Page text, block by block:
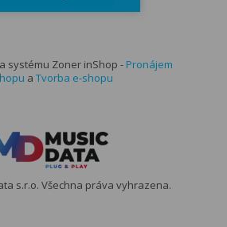
formulář
systému Zoner inShop - Pronájem
a Tvorba e-shopu
s.r.o. Všechna práva vyhrazena.